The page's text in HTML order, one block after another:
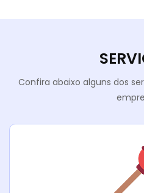
Confira abaixo alguns dos